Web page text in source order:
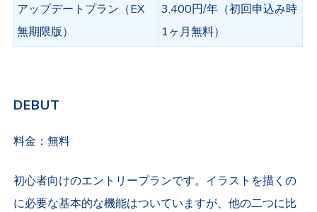
アップデートプラン（EX
無期限版）
3,400円/年（初回申込み時
1ヶ月無料）
DEBUT
料金：無料
初心者向けのエントリープランです。イラストを描くの
に必要な基本的な機能はついていますが、他の二つに比